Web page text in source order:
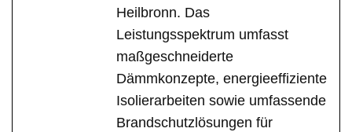
Heilbronn. Das
Leistungsspektrum umfasst
maßgeschneiderte
Dämmkonzepte, energieeffiziente
Isolierarbeiten sowie umfassende
Brandschutzlösungen für